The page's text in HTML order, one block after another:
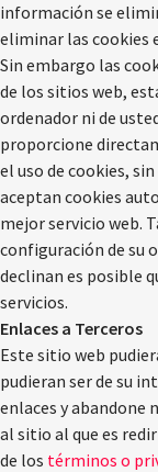
información se
eliminar las cookies
Sin embargo las
de los sitios web,
ordenador ni de
proporcione
el uso de cookies,
aceptan cookies
mejor servicio web.
configuración de su
declinan es posible
servicios.
Enlaces a Terceros
Este sitio web
pudieran ser de su
enlaces y abandone
al sitio al que es
de los términos o